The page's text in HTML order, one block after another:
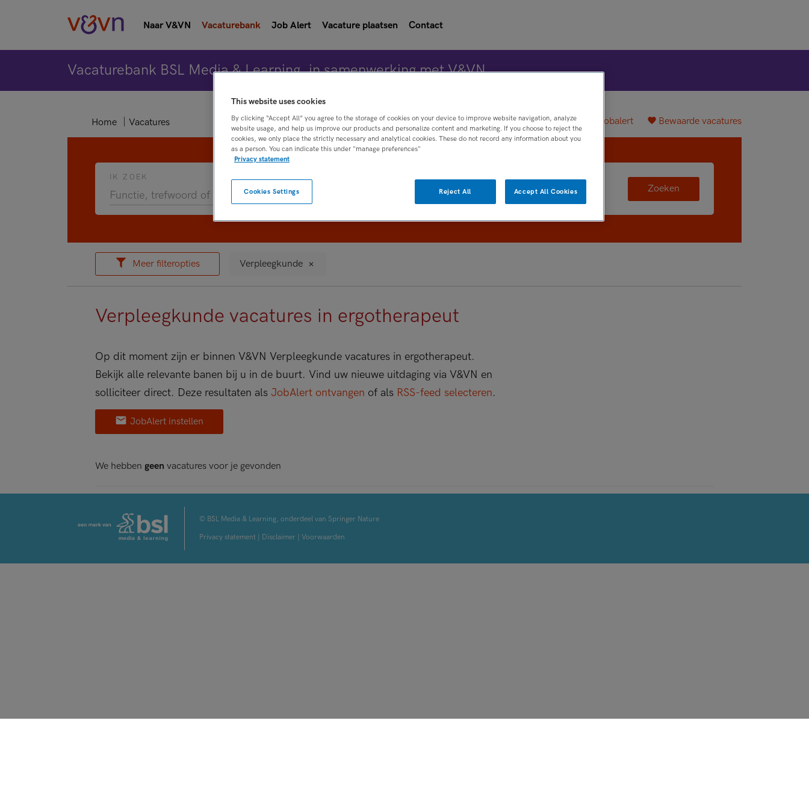
Naar V&VN Vacaturebank Job Alert Vacature plaatsen Contact
Vacaturebank BSL Media & Learning, in samenwerking met V&VN
Vacature plaatsen Jobalert Bewaarde vacatures
Home Vacatures
IK ZOEK STRAAL
Zoeken
Meer filteropties Verpleegkunde
Verpleegkunde vacatures in ergotherapeut
Op dit moment zijn er binnen V&VN Verpleegkunde vacatures in ergotherapeut.
Bekijk alle relevante banen bij u in de buurt. Vind uw nieuwe uitdaging via V&VN en
solliciteer direct. Deze resultaten als JobAlert ontvangen of als RSS-feed selecteren.
JobAlert instellen
We hebben geen vacatures voor je gevonden
© BSL Media & Learning, onderdeel van Springer Nature
Privacy statement
Disclaimer Voorwaarden
This website uses cookies
By clicking “Accept All” you agree to the storage of cookies on your device to improve website navigation, analyze
website usage, and help us improve our products and personalize content and marketing. If you choose to reject the
cookies, we only place the strictly necessary and analytical cookies. These do not record any information about you
as a person. You can indicate this under "manage preferences"
Privacy statement
Reject All Accept All Cookies
Cookies Settings